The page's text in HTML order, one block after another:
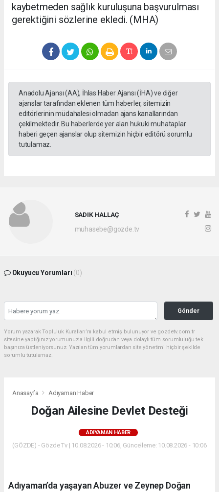
kaybetmeden sağlık kuruluşuna başvurulması
gerektiğini sözlerine ekledi. (MHA)
Anadolu Ajansı (AA), İhlas Haber Ajansı (İHA) ve diğer
ajanslar tarafından eklenen tüm haberler, sitemizin
editörlerinin müdahalesi olmadan ajans kanallarından
çekilmektedir. Bu haberlerde yer alan hukuki muhataplar
haberi geçen ajanslar olup sitemizin hiçbir editörü sorumlu
tutulamaz.
SADIK HALLAÇ
muhasebe@gozde.tv
Okuyucu Yorumları (0)
Gönder
Yorum yazarak Topluluk Kuralları’nı kabul etmiş bulunuyor ve gozdetv.com.tr
sitesine yaptığınız yorumunuzla ilgili doğrudan veya dolaylı tüm sorumluluğu tek
başınıza üstleniyorsunuz. Yazılan tüm yorumlardan site yönetimi hiçbir şekilde
sorumlu tutulamaz.
Anasayfa Adıyaman Haber
Doğan Ailesine Devlet Desteği
ADIYAMAN HABER
(GÖZDE) - Gözde Tv | 10.08.2026 - 10:06, Güncelleme: 10.08.2026 - 10:06
Adıyaman’da yaşayan Abuzer ve Zeynep Doğan